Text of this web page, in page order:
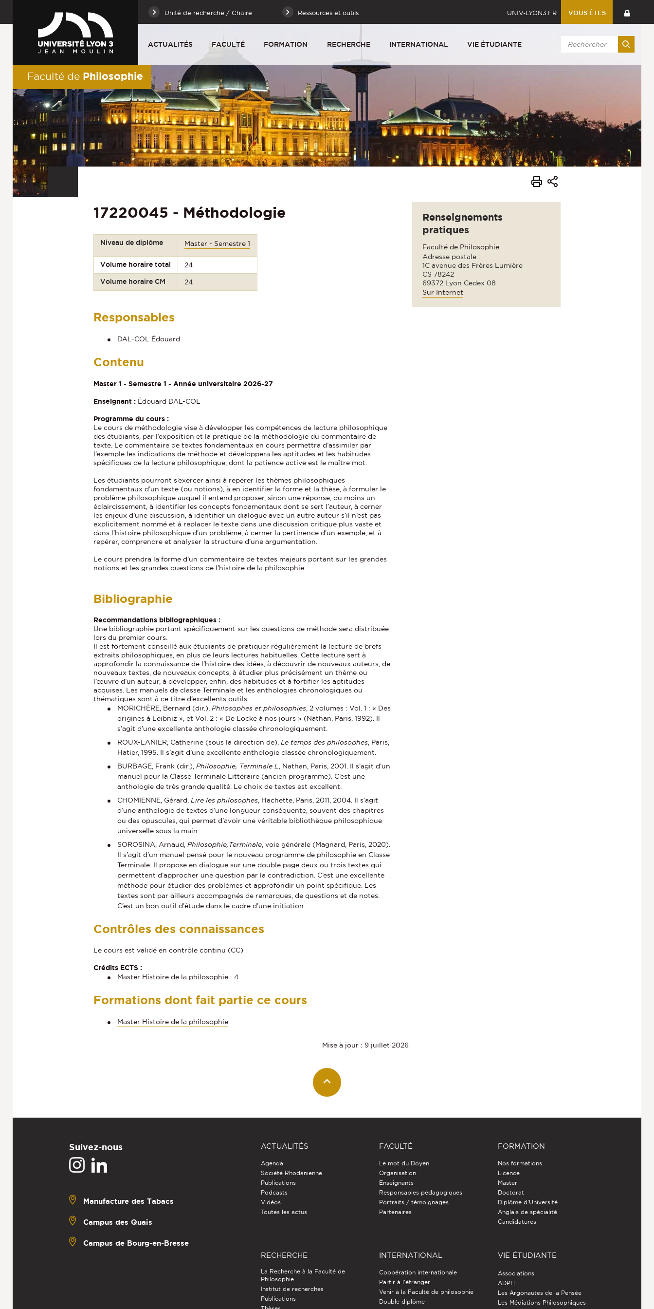
Unité de recherche / Chaire Ressources et outils UNIV-LYON3.FR VOUS ÊTES
ACTUALITÉS FACULTÉ FORMATION RECHERCHE INTERNATIONAL VIE ÉTUDIANTE
Faculté de Philosophie
17220045 - Méthodologie
Niveau de diplôme Master - Semestre 1
Volume horaire total 24
Volume horaire CM 24
Responsables
DAL-COL Édouard
Contenu
Master 1 - Semestre 1 - Année universitaire 2026-27
Enseignant : Édouard DAL-COL
Programme du cours :
Le cours de méthodologie vise à développer les compétences de lecture philosophique
des étudiants, par l’exposition et la pratique de la méthodologie du commentaire de
texte. Le commentaire de textes fondamentaux en cours permettra d’assimiler par
l’exemple les indications de méthode et développera les aptitudes et les habitudes
spécifiques de la lecture philosophique, dont la patience active est le maître mot.
Les étudiants pourront s’exercer ainsi à repérer les thèmes philosophiques
fondamentaux d’un texte (ou notions), à en identifier la forme et la thèse, à formuler le
problème philosophique auquel il entend proposer, sinon une réponse, du moins un
éclaircissement, à identifier les concepts fondamentaux dont se sert l’auteur, à cerner
les enjeux d’une discussion, à identifier un dialogue avec un autre auteur s’il n’est pas
explicitement nommé et à replacer le texte dans une discussion critique plus vaste et
dans l’histoire philosophique d’un problème, à cerner la pertinence d’un exemple, et à
repérer, comprendre et analyser la structure d’une argumentation.
Le cours prendra la forme d’un commentaire de textes majeurs portant sur les grandes
notions et les grandes questions de l’histoire de la philosophie.
Bibliographie
Recommandations bibliographiques :
Une bibliographie portant spécifiquement sur les questions de méthode sera distribuée
lors du premier cours.
Il est fortement conseillé aux étudiants de pratiquer régulièrement la lecture de brefs
extraits philosophiques, en plus de leurs lectures habituelles. Cette lecture sert à
approfondir la connaissance de l’histoire des idées, à découvrir de nouveaux auteurs, de
nouveaux textes, de nouveaux concepts, à étudier plus précisément un thème ou
l’œuvre d’un auteur, à développer, enfin, des habitudes et à fortifier les aptitudes
acquises. Les manuels de classe Terminale et les anthologies chronologiques ou
thématiques sont à ce titre d’excellents outils.
MORICHÈRE, Bernard (dir.), Philosophes et philosophies , 2 volumes : Vol. 1 : « Des
origines à Leibniz », et Vol. 2 : « De Locke à nos jours » (Nathan, Paris, 1992). Il
s’agit d’une excellente anthologie classée chronologiquement.
ROUX-LANIER, Catherine (sous la direction de), Le temps des philosophes , Paris,
Hatier, 1995. Il s’agit d’une excellente anthologie classée chronologiquement.
BURBAGE, Frank (dir.), Philosophie, Terminale L
, Nathan, Paris, 2001. Il s’agit d’un
manuel pour la Classe Terminale Littéraire (ancien programme). C’est une
anthologie de très grande qualité. Le choix de textes est excellent.
CHOMIENNE, Gérard, Lire les philosophes , Hachette, Paris, 2011, 2004. Il s’agit
d’une anthologie de textes d’une longueur conséquente, souvent des chapitres
ou des opuscules, qui permet d’avoir une véritable bibliothèque philosophique
universelle sous la main.
SOROSINA, Arnaud, Philosophie,Terminale , voie générale (Magnard, Paris, 2020).
Il s’agit d’un manuel pensé pour le nouveau programme de philosophie en Classe
Terminale. Il propose en dialogue sur une double page deux ou trois textes qui
permettent d’approcher une question par la contradiction. C’est une excellente
méthode pour étudier des problèmes et approfondir un point spécifique. Les
textes sont par ailleurs accompagnés de remarques, de questions et de notes.
C’est un bon outil d’étude dans le cadre d’une initiation.
Contrôles des connaissances
Le cours est validé en contrôle continu (CC)
Crédits ECTS :
Master Histoire de la philosophie : 4
Formations dont fait partie ce cours
Master Histoire de la philosophie
Renseignements
pratiques
Faculté de Philosophie
Adresse postale :
1C avenue des Frères Lumière
CS 78242
69372 Lyon Cedex 08
Sur Internet
Mise à jour : 9 juillet 2026
Suivez-nous
Manufacture des Tabacs
Campus des Quais
Campus de Bourg-en-Bresse
ACTUALITÉS
Agenda
Société Rhodanienne
Publications
Podcasts
Vidéos
Toutes les actus
FACULTÉ
Le mot du Doyen
Organisation
Enseignants
Responsables pédagogiques
Portraits / témoignages
Partenaires
FORMATION
Nos formations
Licence
Master
Doctorat
Diplôme d'Université
Anglais de spécialité
Candidatures
RECHERCHE
La Recherche à la Faculté de
Philosophie
Institut de recherches
Publications
INTERNATIONAL
Coopération internationale
Partir à l'étranger
Venir à la Faculté de philosophie
Double diplôme
VIE ÉTUDIANTE
Associations
ADPH
Les Argonautes de la Pensée
Les Médiations Philosophiques